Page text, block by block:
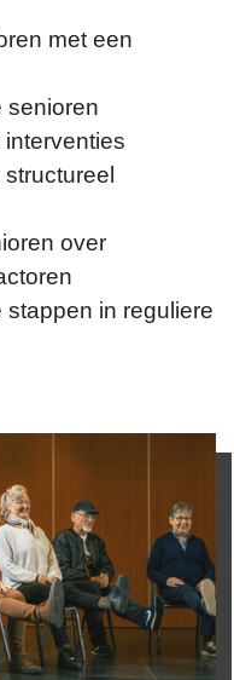
met een
senioren
over
in reguliere